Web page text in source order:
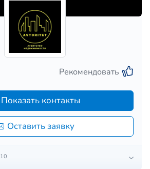
Рекомендовать
Оставить заявку
Показать контакты
10